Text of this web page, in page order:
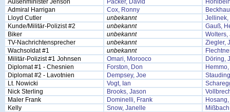
Außenminister Jenson
Packer, David
Admiral Harrigan
Cox, Ronny
Lloyd Cutler
unbekannt
Jellinek,
Kunde/Militär-Polizist #2
unbekannt
Gauß,
Biker
unbekannt
Wolters,
TV-Nachrichtensprecher
unbekannt
Ziegler,
Wachsoldat #1
unbekannt
Militär-Polizist #1 Johnsen
Omari, Morooco
Döring,
Diplomat #1 - Chesnien
Forston, Don
Diplomat #2 - Lavotnien
Dempsey, Joe
Lt. Nowicki
Vogt, Ian
Nick Sterling
Brooks, Jason
Maler Frank
Dominelli, Frank
Kelly
Snow, Janelle